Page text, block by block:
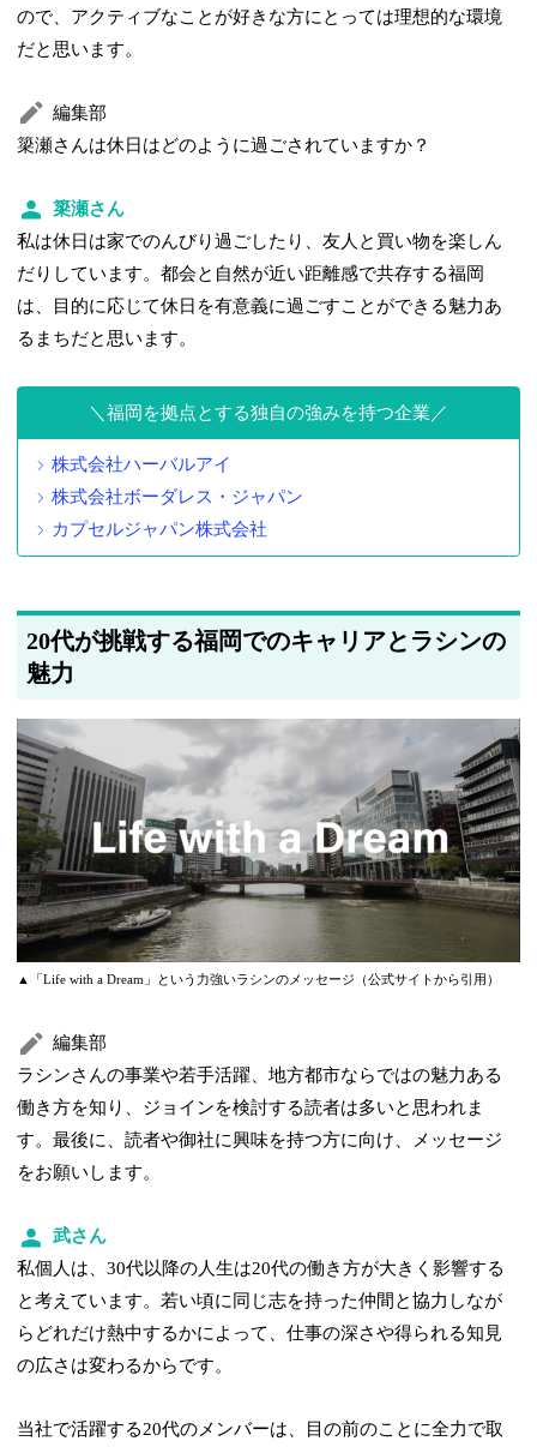
ので、アクティブなことが好きな方にとっては理想的な環境
だと思います。
編集部
簗瀬さんは休日はどのように過ごされていますか？
簗瀬さん
私は休日は家でのんびり過ごしたり、友人と買い物を楽しん
だりしています。都会と自然が近い距離感で共存する福岡
は、目的に応じて休日を有意義に過ごすことができる魅力あ
るまちだと思います。
福岡を拠点とする独自の強みを持つ企業
株式会社ハーバルアイ
株式会社ボーダレス・ジャパン
カプセルジャパン株式会社
20代が挑戦する福岡でのキャリアとラシンの
魅力
▲「Life with a Dream」という力強いラシンのメッセージ（公式サイトから引用）
編集部
ラシンさんの事業や若手活躍、地方都市ならではの魅力ある
働き方を知り、ジョインを検討する読者は多いと思われま
す。最後に、読者や御社に興味を持つ方に向け、メッセージ
をお願いします。
武さん
私個人は、30代以降の人生は20代の働き方が大きく影響する
と考えています。若い頃に同じ志を持った仲間と協力しなが
らどれだけ熱中するかによって、仕事の深さや得られる知見
の広さは変わるからです。
当社で活躍する20代のメンバーは、目の前のことに全力で取